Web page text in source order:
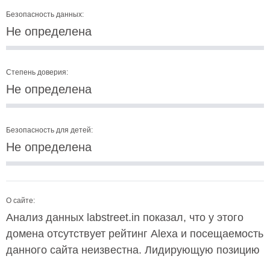
Безопасность данных:
Не определена
Степень доверия:
Не определена
Безопасность для детей:
Не определена
О сайте:
Анализ данных labstreet.in показал, что у этого
домена отсутствует рейтинг Alexa и посещаемость
данного сайта неизвестна. Лидирующую позицию